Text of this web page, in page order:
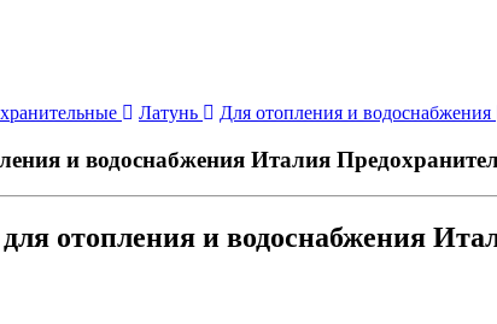
Латунь Для отопления и водоснабжения
и водоснабжения Италия
отопления и водоснабжения